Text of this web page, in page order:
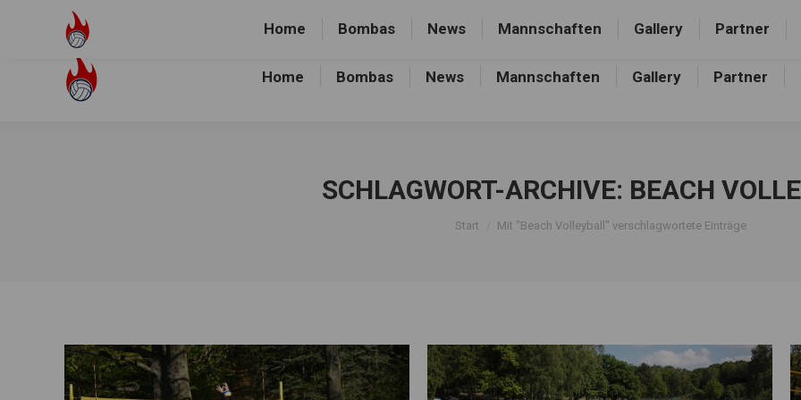
Volley-Bombas e.V.
Home Bombas News Mannschaften Gallery Partner
SCHLAGWORT-ARCHIVE: BEACH
Sie befinden sich hier:
Start Mit "Beach Volleyball" verschlagwortete Einträge
Home Bombas News Mannschaften Gallery Partner